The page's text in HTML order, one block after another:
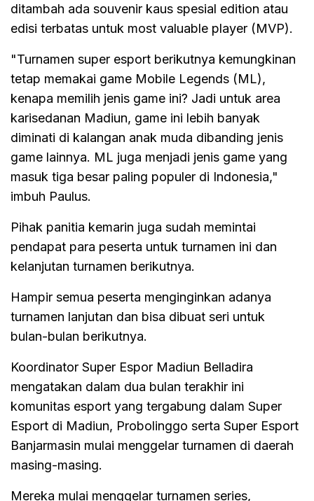
ditambah ada souvenir kaus spesial edition atau
edisi terbatas untuk most valuable player (MVP).
"Turnamen super esport berikutnya kemungkinan
tetap memakai game Mobile Legends (ML),
kenapa memilih jenis game ini? Jadi untuk area
karisedanan Madiun, game ini lebih banyak
diminati di kalangan anak muda dibanding jenis
game lainnya. ML juga menjadi jenis game yang
masuk tiga besar paling populer di Indonesia,"
imbuh Paulus.
Pihak panitia kemarin juga sudah memintai
pendapat para peserta untuk turnamen ini dan
kelanjutan turnamen berikutnya.
Hampir semua peserta menginginkan adanya
turnamen lanjutan dan bisa dibuat seri untuk
bulan-bulan berikutnya.
Koordinator Super Espor Madiun Belladira
mengatakan dalam dua bulan terakhir ini
komunitas esport yang tergabung dalam Super
Esport di Madiun, Probolinggo serta Super Esport
Banjarmasin mulai menggelar turnamen di daerah
masing-masing.
Mereka mulai menggelar turnamen series,